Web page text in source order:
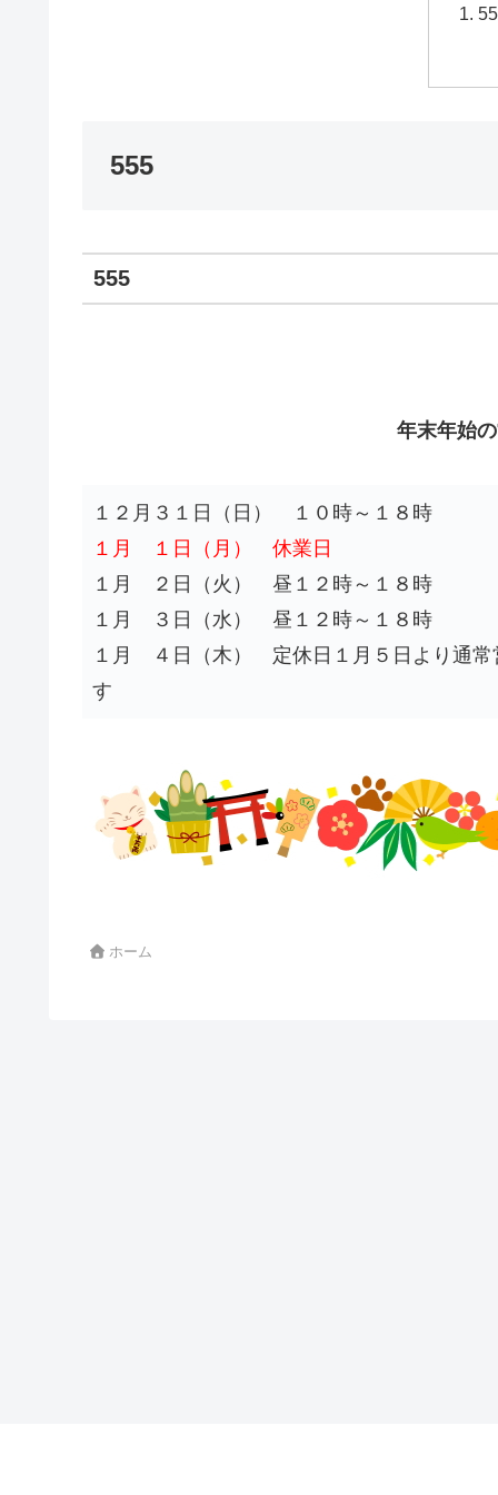
555
555
年末年始
１２月３１日（日） １０時～１８時
１月 １日（月） 休業日
１月 ２日（火） 昼１２時～１８時
１月 ３日（水） 昼１２時～１８時
１月 ４日（木） 定休日１月５日より通常
す
ホーム